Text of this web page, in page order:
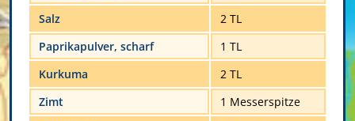
Salz
2 TL
Paprikapulver, scharf
1 TL
Kurkuma
2 TL
Zimt
1 Messerspitze